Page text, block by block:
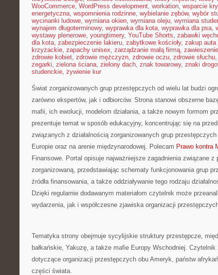
WooCommerce, WordPress development, workation, wsparcie
energetyczna, wspomnienia rodzinne, wybielanie zębów, wybór
wycinanki ludowe, wymiana okien, wymiana oleju, wymiana
wynajem długoterminowy, wyprawka dla kota, wyprawka dla psa,
wystawy plenerowe, youngtimery, YouTube Shorts, zabawki
dla kota, zabezpieczenie lakieru, zabytkowe kościoły, zakup auta
krzyżackie, zapachy unisex, zarządzanie małą firmą, zawieszenie
zdrowie kobiet, zdrowie mężczyzn, zdrowie oczu, zdrowie słuchu
zegarki, zielona ściana, zielony dach, znak towarowy, znaki
studenckie, żywienie kur
Świat zorganizowanych grup przestępczych od wielu lat budzi
zarówno ekspertów, jak i odbiorców. Strona stanowi obszerne
mafii, ich ewolucji, modelom działania, a także nowym formom
prezentuje temat w sposób edukacyjny, koncentrując się na
związanych z działalnością zorganizowanych grup
Europie oraz na arenie międzynarodowej. Polecam Prawo kontra
Finansowe. Portal opisuje najważniejsze zagadnienia związane z
zorganizowaną, przedstawiając schematy funkcjonowania grup
źródła finansowania, a także oddziaływanie tego rodzaju
Dzięki regularnie dodawanym materiałom czytelnik może
wydarzenia, jak i współczesne zjawiska organizacji
Tematyka strony obejmuje sycylijskie struktury przestępcze,
bałkańskie, Yakuzę, a także mafie Europy Wschodniej. Czytelnik
dotyczące organizacji przestępczych obu Ameryk, państw
części świata.